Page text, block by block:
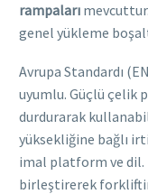
rampaları
genel yükleme
Avrupa Standardı
uyumlu. Güçlü çelik
durdurarak
yüksekliğine bağlı
imal platform ve dil.
birleştirerek